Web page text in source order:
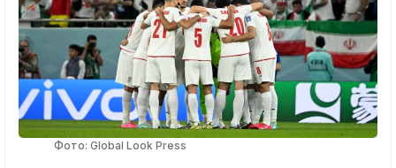
Фото: Global Look Press